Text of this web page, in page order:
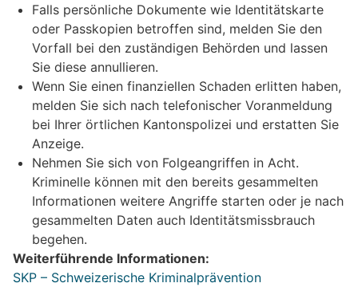
Falls persönliche Dokumente wie Identitätskarte
oder Passkopien betroffen sind, melden Sie den
Vorfall bei den zuständigen Behörden und lassen
Sie diese annullieren.
Wenn Sie einen finanziellen Schaden erlitten haben,
melden Sie sich nach telefonischer Voranmeldung
bei Ihrer örtlichen Kantonspolizei und erstatten Sie
Anzeige.
Nehmen Sie sich von Folgeangriffen in Acht.
Kriminelle können mit den bereits gesammelten
Informationen weitere Angriffe starten oder je nach
gesammelten Daten auch Identitätsmissbrauch
begehen.
Weiterführende Informationen:
SKP – Schweizerische Kriminalprävention